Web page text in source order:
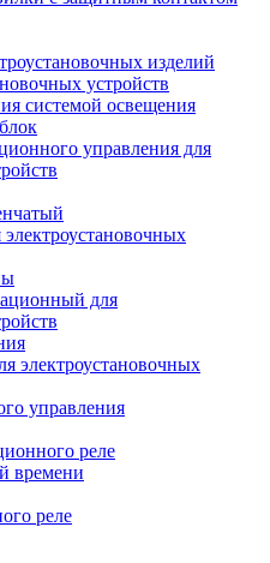
изделий
устройств
системой освещения
управления для
для
электроустановочных
управления
реле
времени
реле